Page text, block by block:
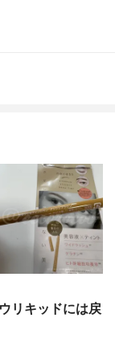
リキッドには戻